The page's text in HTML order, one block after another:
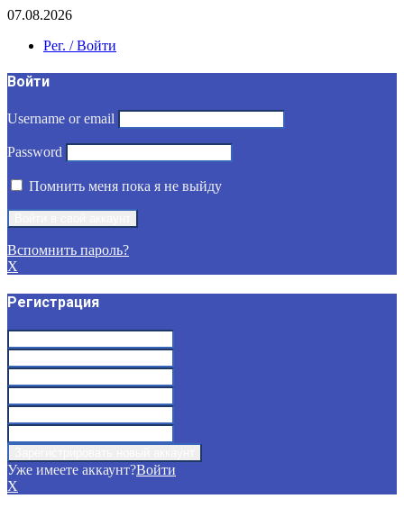
07.08.2026
Рег. / Войти
Войти
Username or email
Password
Помнить меня пока я не выйду
Вспомнить пароль?
X
Регистрация
Уже имеете аккаунт?Войти
X